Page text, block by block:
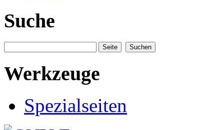
Suche
Werkzeuge
Spezialseiten